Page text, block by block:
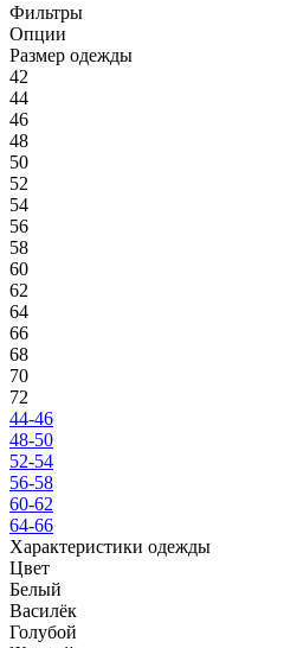
Фильтры
Опции
Размер одежды
42
44
46
48
50
52
54
56
58
60
62
64
66
68
70
72
44-46
48-50
52-54
56-58
60-62
64-66
Характеристики одежды
Цвет
Белый
Василёк
Голубой